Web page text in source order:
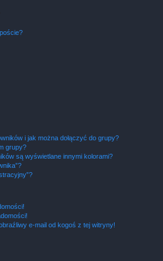
i jak można dołączyć do grupy?
grupy?
są wyświetlane innymi kolorami?
e-mail od kogoś z tej witryny!